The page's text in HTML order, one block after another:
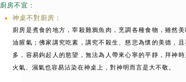
廚房不宜：
神桌不對廚房：
廚房是煮食的地方，宰殺雞鴉魚肉，烹調各種食物，雖然美
油腥氣；佛家講究吃素，講究不殺生、慈悲為懷的美德，
多，容易鉤起人的慾望，無法為人帶來心寧的平靜，拜神時
火氣、濕氣也容易沾染在神桌上，對神明而言是大不敬。